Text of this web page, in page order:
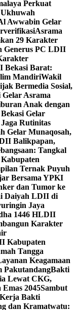
Perkuat
Awwabin Gelar
Asrama
29 Karakter
Generus PC LDII
Bekasi Barat:
MandiriWakil
Bermedia Sosial,
Asrama
Anak dengan
Gelar
Rutinitas
Gelar Munaqosah,
Balikpapan,
Tangkal
Ternak Puyuh
Bersama YPKI
dan Tumor ke
Daiyah LDII di
Jaya
1446 HLDII
Karakter
Kabupaten
Tangga
Keagamaan
PakutandangBakti
Lewat CKG,
2045Sambut
Bakti
dan Kramatwatu: